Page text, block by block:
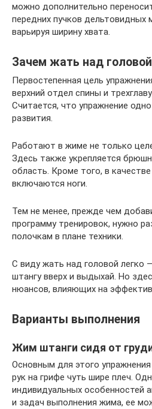
можно дополнительно
передних пучков
варьируя ширину хвата.
Зачем жать над головой
Первостепенная цель
верхний отдел спины и
Считается, что упражнение
развития.
Работают в жиме не только
Здесь также укрепляется
область. Кроме того, в
включаются ноги.
Тем не менее, прежде чем
программу тренировок, нужно
полочкам в плане техники.
С виду жать над головой легко
штангу вверх и выдыхай. Но
нюансов, влияющих на
Варианты выполнения
Жим штанги сидя от
Основным для этого
рук на грифе чуть шире плеч.
индивидуальных особенностей
и задач выполнения жима, ее